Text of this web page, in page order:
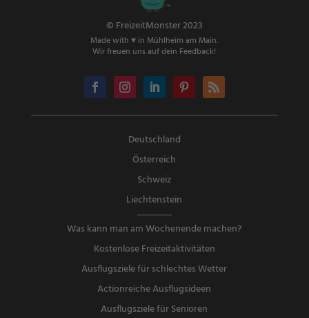
© FreizeitMonster 2023
Made with ♥ in Mühlheim am Main.
Wir freuen uns auf dein Feedback!
Deutschland
Österreich
Schweiz
Liechtenstein
Was kann man am Wochenende machen?
Kostenlose Freizeitaktivitäten
Ausflugsziele für schlechtes Wetter
Actionreiche Ausflugsideen
Ausflugsziele für Senioren